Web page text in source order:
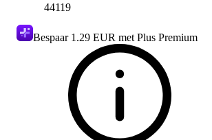
44119
Bespaar 1.29 EUR met Plus Premium